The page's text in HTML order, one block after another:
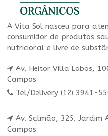
A Vita Sol nasceu para
consumidor de produtos
nutricional e livre de
Av. Heitor Villa Lobos,
Campos
Tel/Delivery (12) 3941-
Av. Salmão, 325. Jardim
Campos